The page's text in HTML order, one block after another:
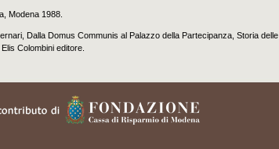
Modena 1988.
Dalla Domus Communis al Palazzo della Partecipanza, Storia delle
Colombini editore.